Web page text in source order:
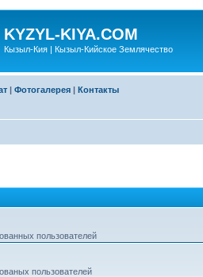
KYZYL-KIYA.COM
Кызыл-Кия | Кызыл-Кийское Землячество
| Фотогалерея | Контакты
пользователей
пользователей